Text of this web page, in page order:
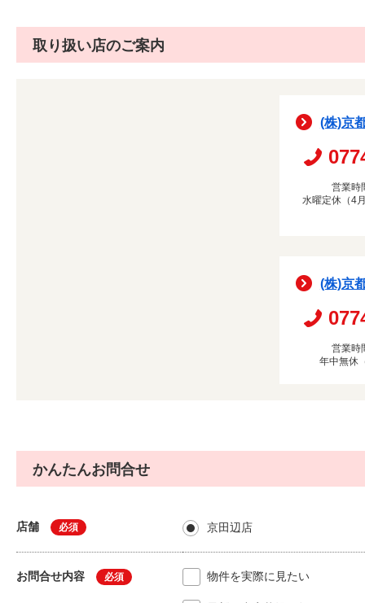
取り扱い店のご案内
(株)京
営業時
水曜定休（4
(株)京
営業時
年中無休
かんたんお問合せ
店舗 必須 京田辺店
お問合せ内容 必須 物件を実際に見たい